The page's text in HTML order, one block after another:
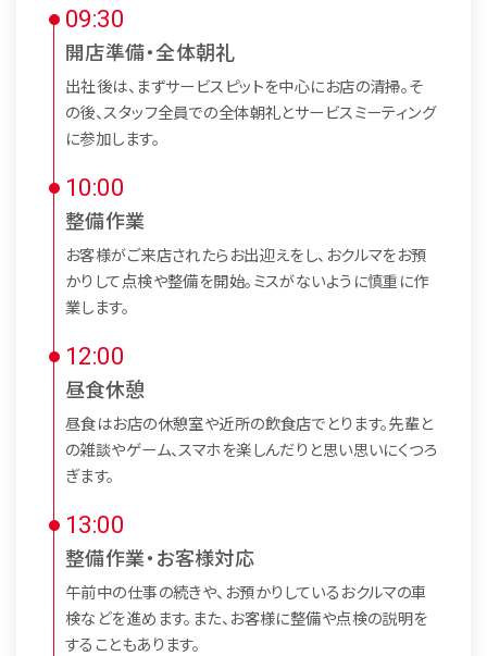
採用情報
福利厚生
キャリアアップ・研修制度
09:30
開店準備・全体朝礼
出社後は、まずサービスピットを中心にお店の清掃。そ
の後、スタッフ全員での全体朝礼とサービスミーティング
に参加します。
10:00
整備作業
お客様がご来店されたらお出迎えをし、おクルマをお預
かりして点検や整備を開始。ミスがないように慎重に作
業します。
12:00
昼食休憩
昼食はお店の休憩室や近所の飲食店でとります。先輩と
の雑談やゲーム、スマホを楽しんだりと思い思いにくつろ
ぎます。
13:00
整備作業・お客様対応
午前中の仕事の続きや、お預かりしているおクルマの車
検などを進めます。また、お客様に整備や点検の説明を
することもあります。